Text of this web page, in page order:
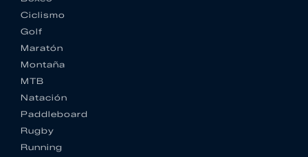
Ciclismo
Golf
Maratón
Montaña
MTB
Natación
Paddleboard
Rugby
Running